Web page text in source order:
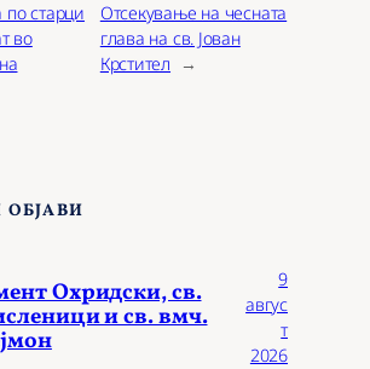
по старци
во
Отсекување на чесната
глава на св. Јован
Крстител
→
ОБЈАВИ
Охридски, св.
и св. вмч.
9
авгус
т
2026